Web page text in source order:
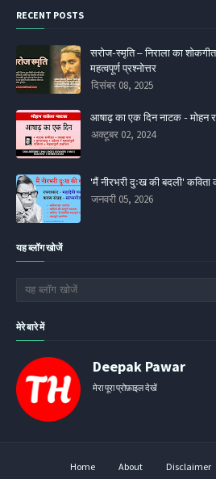
RECENT POSTS
सरोज-स्मृति – निराला का शोकगीत
महत्वपूर्ण प्रश्नोत्तर
दिसंबर 08, 2025
आषाढ़ का एक दिन नाटक - मोहन
अक्टूबर 02, 2024
'मैं नीरभरी दुःख की बदली' कविता
जनवरी 05, 2026
यह ब्लॉग खोजें
मेरे बारे में
Deepak Pawar
मेरा पूरा प्रोफ़ाइल देखें
Home About Disclaimer